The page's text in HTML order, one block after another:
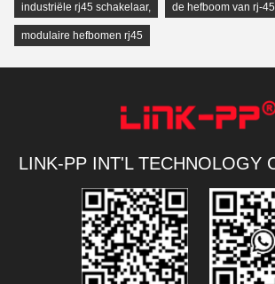
industriële rj45 schakelaar, de hefboom van rj-
modulaire hefbomen rj45
LINK-PP INT'L TECHNOLOGY